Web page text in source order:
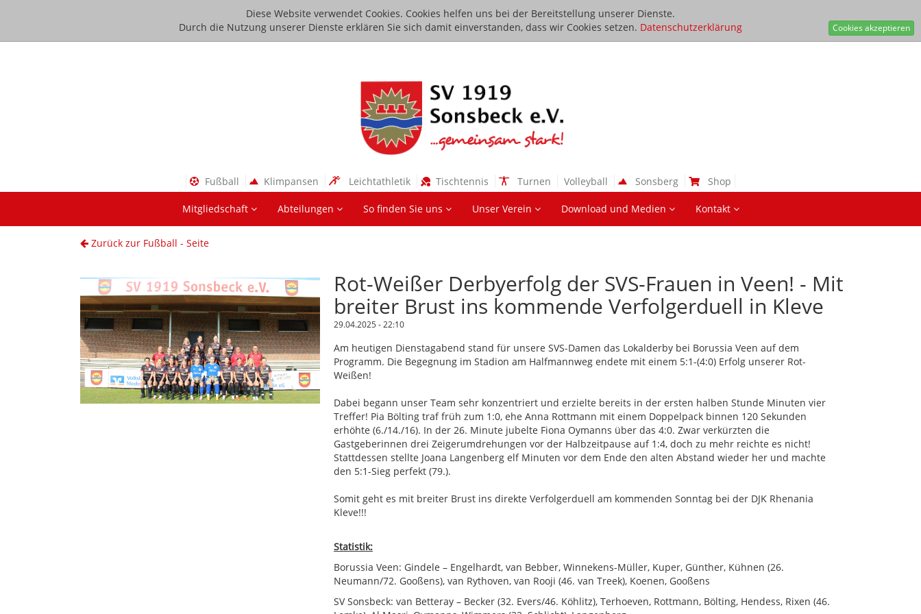
Diese Website verwendet Cookies. Cookies helfen uns bei der Bereitstellung unserer Dienste.
Durch die Nutzung unserer Dienste erklären Sie sich damit einverstanden, dass wir Cookies setzen. Datenschutzerklärung Cookies akzeptieren
Fußball Klimpansen Leichtathletik Tischtennis Turnen Volleyball Sonsberg Shop
Mitgliedschaft Abteilungen So finden Sie uns Unser Verein Download und Medien Kontakt
Zurück zur Fußball - Seite
Rot-Weißer Derbyerfolg der SVS-Frauen in Veen! - Mit
breiter Brust ins kommende Verfolgerduell in Kleve
29.04.2025 - 22:10
Am heutigen Dienstagabend stand für unsere SVS-Damen das Lokalderby bei Borussia Veen auf dem
Programm. Die Begegnung im Stadion am Halfmannweg endete mit einem 5:1-(4:0) Erfolg unserer Rot-
Weißen!
Dabei begann unser Team sehr konzentriert und erzielte bereits in der ersten halben Stunde Minuten vier
Treffer! Pia Bölting traf früh zum 1:0, ehe Anna Rottmann mit einem Doppelpack binnen 120 Sekunden
erhöhte (6./14./16). In der 26. Minute jubelte Fiona Oymanns über das 4:0. Zwar verkürzten die
Gastgeberinnen drei Zeigerumdrehungen vor der Halbzeitpause auf 1:4, doch zu mehr reichte es nicht!
Stattdessen stellte Joana Langenberg elf Minuten vor dem Ende den alten Abstand wieder her und machte
den 5:1-Sieg perfekt (79.).
Somit geht es mit breiter Brust ins direkte Verfolgerduell am kommenden Sonntag bei der DJK Rhenania
Kleve!!!
Statistik:
Borussia Veen: Gindele – Engelhardt, van Bebber, Winnekens-Müller, Kuper, Günther, Kühnen (26.
Neumann/72. Gooßens), van Rythoven, van Rooji (46. van Treek), Koenen, Gooßens
SV Sonsbeck: van Betteray – Becker (32. Evers/46. Köhlitz), Terhoeven, Rottmann, Bölting, Hendess, Rixen (46.